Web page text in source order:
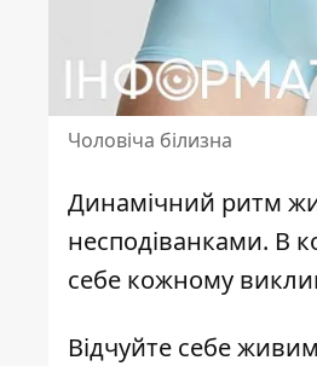
Чоловіча білизна
Динамічний ритм
несподіванками. В
себе кожному
Відчуйте себе